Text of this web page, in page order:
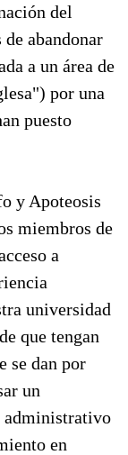
del
abandonar
a un área de
por una
puesto
y Apoteosis
miembros de
a
universidad
que tengan
se dan por
un
administrativo
en